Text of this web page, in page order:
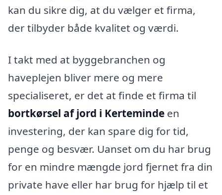
kan du sikre dig, at du vælger et firma,
der tilbyder både kvalitet og værdi.
I takt med at byggebranchen og
haveplejen bliver mere og mere
specialiseret, er det at finde et firma til
bortkørsel af jord i Kerteminde en
investering, der kan spare dig for tid,
penge og besvær. Uanset om du har brug
for en mindre mængde jord fjernet fra din
private have eller har brug for hjælp til et